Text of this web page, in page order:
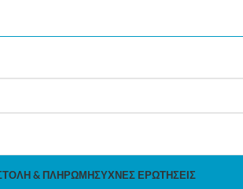
& ΠΛΗΡΩΜΉΣΥΧΝΈΣ ΕΡΩΤΉΣΕΙΣ